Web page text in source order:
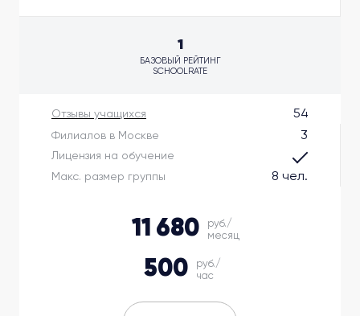
Отзывы учащихся 54
Филиалов в Москве 3
Макс. размер группы 8 чел.
Лицензия на обучение
1
БАЗОВЫЙ РЕЙТИНГ
SCHOOLRATE
11 680
руб./
месяц
500
руб./
час